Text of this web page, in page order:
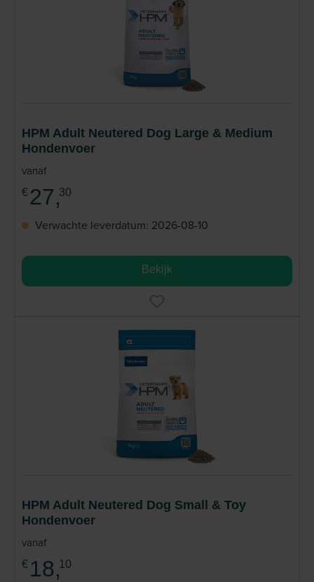
HPM Adult Neutered Dog Large & Medium
Hondenvoer
vanaf
€ 27,30
Verwachte leverdatum: 2026-08-10
Bekijk
HPM Adult Neutered Dog Small & Toy
Hondenvoer
vanaf
€ 18,10